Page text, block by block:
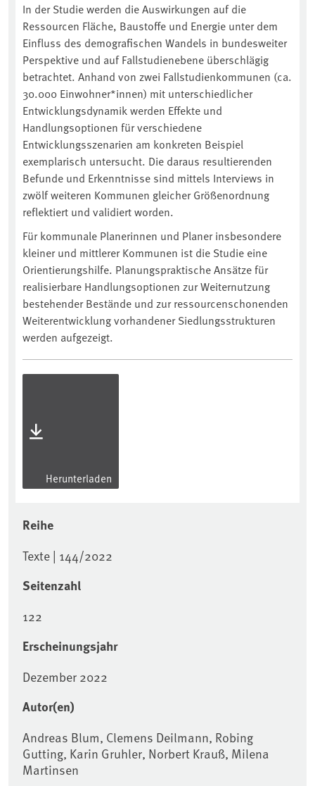
In der Studie werden die Auswirkungen auf die
Ressourcen Fläche, Baustoffe und Energie unter dem
Einfluss des demografischen Wandels in bundesweiter
Perspektive und auf Fallstudienebene überschlägig
betrachtet. Anhand von zwei Fallstudienkommunen (ca.
30.000 Einwohner*innen) mit unterschiedlicher
Entwicklungsdynamik werden Effekte und
Handlungsoptionen für verschiedene
Entwicklungsszenarien am konkreten Beispiel
exemplarisch untersucht. Die daraus resultierenden
Befunde und Erkenntnisse sind mittels Interviews in
zwölf weiteren Kommunen gleicher Größenordnung
reflektiert und validiert worden.
Für kommunale Planerinnen und Planer insbesondere
kleiner und mittlerer Kommunen ist die Studie eine
Orientierungshilfe. Planungspraktische Ansätze für
realisierbare Handlungsoptionen zur Weiternutzung
bestehender Bestände und zur ressourcenschonenden
Weiterentwicklung vorhandener Siedlungsstrukturen
werden aufgezeigt.
Herunterladen
Reihe
Texte | 144/2022
Seitenzahl
122
Erscheinungsjahr
Dezember 2022
Autor(en)
Andreas Blum, Clemens Deilmann, Robing
Gutting, Karin Gruhler, Norbert Krauß, Milena
Martinsen